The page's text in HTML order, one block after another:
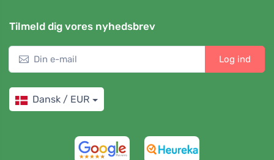
Tilmeld dig vores nyhedsbrev
Log ind
Dansk / EUR